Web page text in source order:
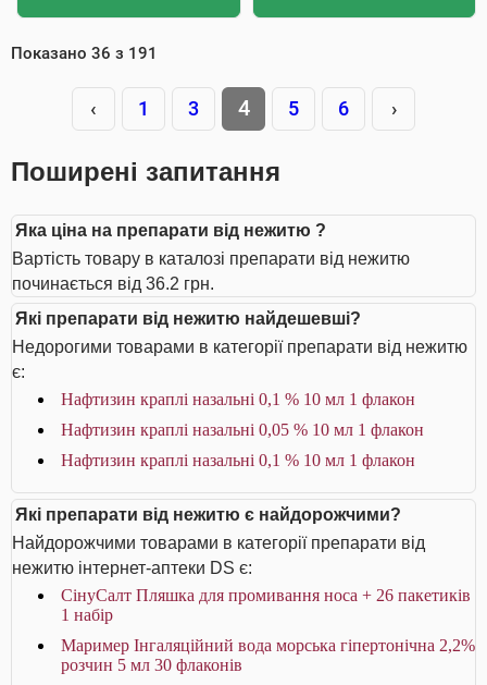
Показано 36 з 191
‹ 1 3 4 5 6 ›
Поширені запитання
Яка ціна на препарати від нежитю ?
Вартість товару в каталозі препарати від нежитю
починається від 36.2 грн.
Які препарати від нежитю найдешевші?
Недорогими товарами в категорії препарати від нежитю
є:
Нафтизин краплі назальні 0,1 % 10 мл 1 флакон
Нафтизин краплі назальні 0,05 % 10 мл 1 флакон
Нафтизин краплі назальні 0,1 % 10 мл 1 флакон
Які препарати від нежитю є найдорожчими?
Найдорожчими товарами в категорії препарати від
нежитю інтернет-аптеки DS є:
СінуСалт Пляшка для промивання носа + 26 пакетиків
1 набір
Маример Інгаляційний вода морська гіпертонічна 2,2%
розчин 5 мл 30 флаконів